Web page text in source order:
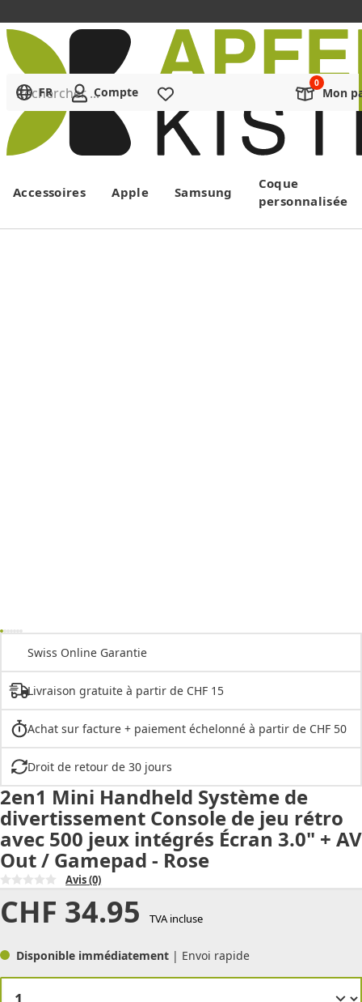
Menu
Rechercher ...
FR Compte Mon
Accessoires Apple Samsung
Coque
personnalisée
Swiss Online Garantie
Livraison gratuite à partir de CHF 15
Achat sur facture + paiement échelonné à partir de CHF 50
Droit de retour de 30 jours
2en1 Mini Handheld Système de
divertissement Console de jeu rétro
avec 500 jeux intégrés Écran 3.0" + AV
Out / Gamepad - Rose
Avis(0)
CHF 34.95 TVA incluse
Disponible immédiatement | Envoi rapide